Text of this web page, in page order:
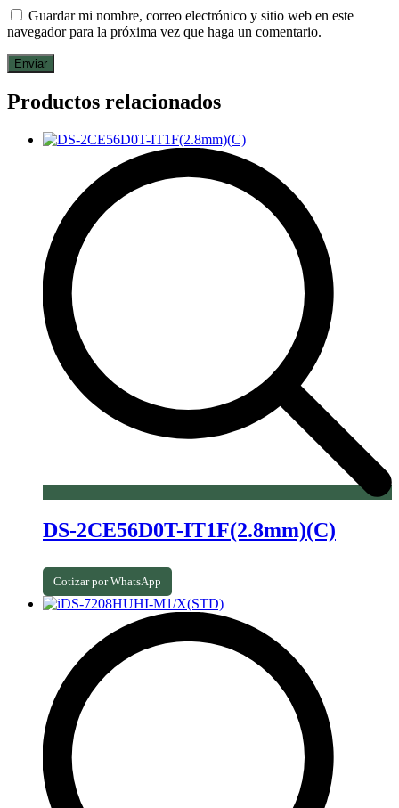
Guardar mi nombre, correo electrónico y sitio web en este
navegador para la próxima vez que haga un comentario.
Productos relacionados
DS-2CE56D0T-IT1F(2.8mm)(C)
Cotizar por WhatsApp